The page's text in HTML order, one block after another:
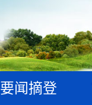
要闻摘登